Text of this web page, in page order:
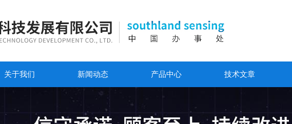
关于我们 新闻动态 产品中心 技术文章